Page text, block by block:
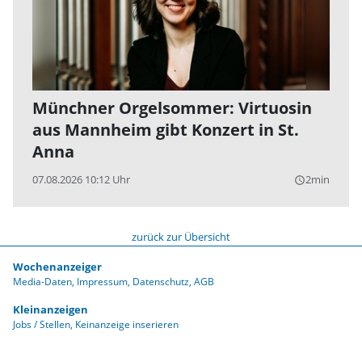
Münchner Orgelsommer: Virtuosin
aus Mannheim gibt Konzert in St.
Anna
07.08.2026 10:12 Uhr query_builder2min
zurück zur Übersicht
Wochenanzeiger
Media-Daten Impressum Datenschutz AGB
Kleinanzeigen
Jobs / Stellen Keinanzeige inserieren